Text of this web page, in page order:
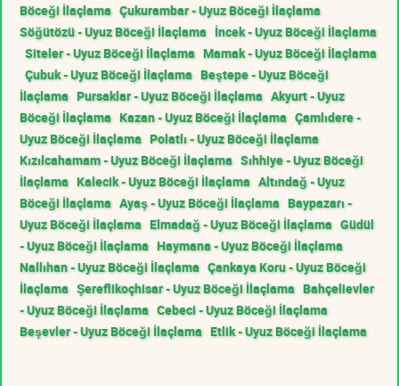
Böceği İlaçlama Çukurambar - Uyuz Böceği İlaçlama
Söğütözü - Uyuz Böceği İlaçlama İncek - Uyuz Böceği İlaçlama
Siteler - Uyuz Böceği İlaçlama Mamak - Uyuz Böceği İlaçlama
Çubuk - Uyuz Böceği İlaçlama Beştepe - Uyuz Böceği
İlaçlama Pursaklar - Uyuz Böceği İlaçlama Akyurt - Uyuz
Böceği İlaçlama Kazan - Uyuz Böceği İlaçlama Çamlıdere -
Uyuz Böceği İlaçlama Polatlı - Uyuz Böceği İlaçlama
Kızılcahamam - Uyuz Böceği İlaçlama Sıhhiye - Uyuz Böceği
İlaçlama Kalecik - Uyuz Böceği İlaçlama Altındağ - Uyuz
Böceği İlaçlama Ayaş - Uyuz Böceği İlaçlama Baypazarı -
Uyuz Böceği İlaçlama Elmadağ - Uyuz Böceği İlaçlama Güdül
- Uyuz Böceği İlaçlama Haymana - Uyuz Böceği İlaçlama
Nallıhan - Uyuz Böceği İlaçlama Çankaya Koru - Uyuz Böceği
İlaçlama Şereflikoçhisar - Uyuz Böceği İlaçlama Bahçelievler
- Uyuz Böceği İlaçlama Cebeci - Uyuz Böceği İlaçlama
Beşevler - Uyuz Böceği İlaçlama Etlik - Uyuz Böceği İlaçlama